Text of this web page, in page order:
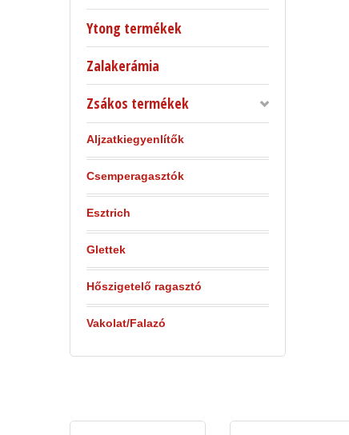
Ytong termékek
Zalakerámia
Zsákos termékek
Aljzatkiegyenlítők
Csemperagasztók
Esztrich
Glettek
Hőszigetelő ragasztó
Vakolat/Falazó